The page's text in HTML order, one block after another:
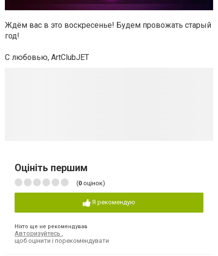
Ждём вас в это воскресенье! Будем провожать старый
год!
С любовью, ArtClubJET
Оцініть першим
(0 оцінок)
Я рекомендую
Ніхто ще не рекомендував
Авторизуйтесь
щоб оцінити і порекомендувати